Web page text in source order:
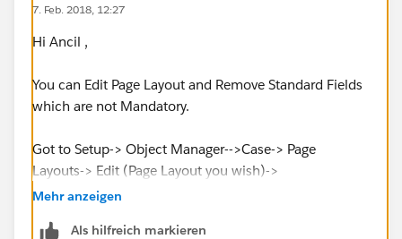
7. Feb. 2018, 12:27
Hi Ancil ,
You can Edit Page Layout and Remove Standard Fields
which are not Mandatory.
Got to Setup-> Object Manager-->Case-> Page
Layouts-> Edit (Page Layout you wish)->
Mehr anzeigen
Als hilfreich markieren